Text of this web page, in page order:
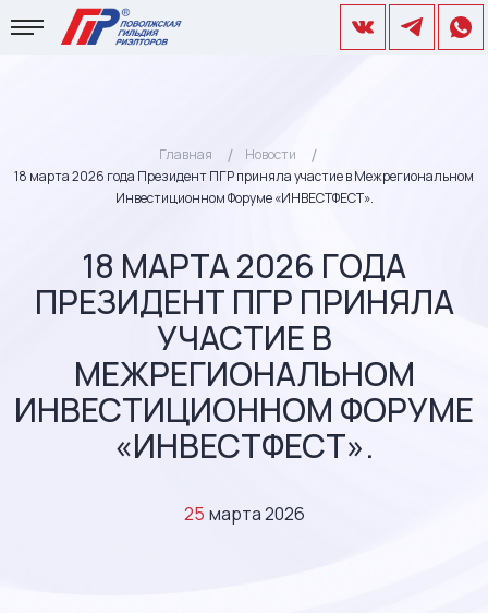
Главная
Новости
18 марта 2026 года Президент ПГР приняла участие в Межрегиональном
Инвестиционном Форуме «ИНВЕСТФЕСТ».
18 МАРТА 2026 ГОДА
ПРЕЗИДЕНТ ПГР ПРИНЯЛА
УЧАСТИЕ В
МЕЖРЕГИОНАЛЬНОМ
ИНВЕСТИЦИОННОМ ФОРУМЕ
«ИНВЕСТФЕСТ».
25 марта 2026